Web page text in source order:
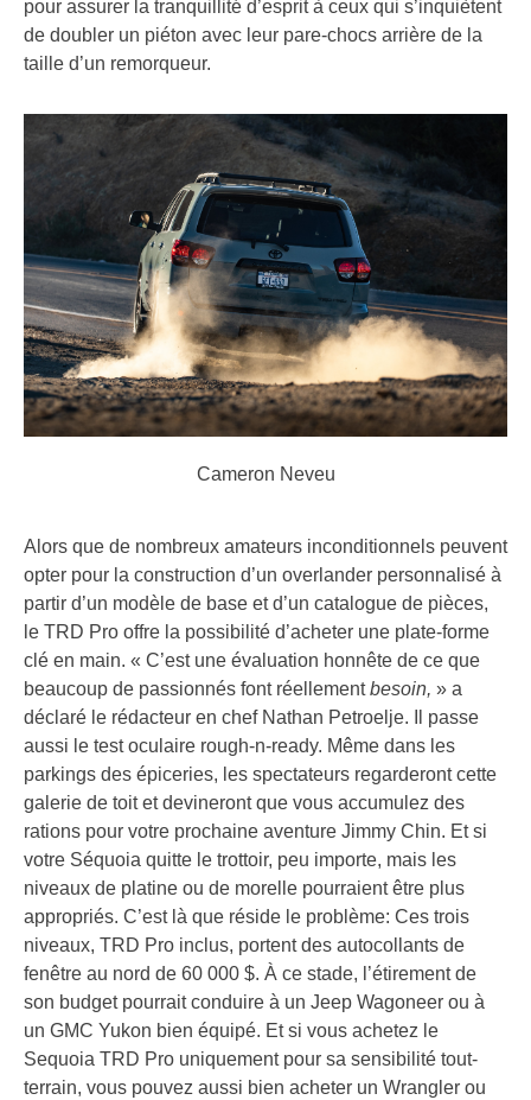
pour assurer la tranquillité d’esprit à ceux qui s’inquiètent
de doubler un piéton avec leur pare-chocs arrière de la
taille d’un remorqueur.
Cameron Neveu
Alors que de nombreux amateurs inconditionnels peuvent
opter pour la construction d’un overlander personnalisé à
partir d’un modèle de base et d’un catalogue de pièces,
le TRD Pro offre la possibilité d’acheter une plate-forme
clé en main. « C’est une évaluation honnête de ce que
beaucoup de passionnés font réellementbesoin, » a
déclaré le rédacteur en chef Nathan Petroelje. Il passe
aussi le test oculaire rough-n-ready. Même dans les
parkings des épiceries, les spectateurs regarderont cette
galerie de toit et devineront que vous accumulez des
rations pour votre prochaine aventure Jimmy Chin. Et si
votre Séquoia quitte le trottoir, peu importe, mais les
niveaux de platine ou de morelle pourraient être plus
appropriés. C’est là que réside le problème: Ces trois
niveaux, TRD Pro inclus, portent des autocollants de
fenêtre au nord de 60 000 $. À ce stade, l’étirement de
son budget pourrait conduire à un Jeep Wagoneer ou à
un GMC Yukon bien équipé. Et si vous achetez le
Sequoia TRD Pro uniquement pour sa sensibilité tout-
terrain, vous pouvez aussi bien acheter un Wrangler ou